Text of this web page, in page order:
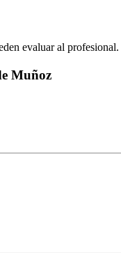
evaluar al profesional.
Muñoz